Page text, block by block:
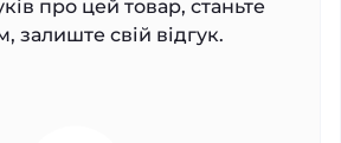
про цей товар, станьте
залиште свій відгук.